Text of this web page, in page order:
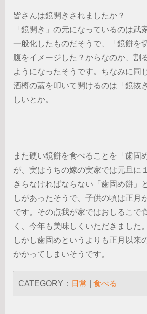
皆さんは鏡開きされましたか？
「鏡開き」の元になっているのは武
一般化したものだそうで、「鏡餅を
腹をイメージした？からなのか、割
ようになったそうです。ちなみに同
酒樽の蓋を叩いて開けるのは「鏡抜
しいとか。
また硬い鏡餅を食べることを「歯固
が、実はうちの嫁の実家では元旦に
きらなければならない「歯固め餅」
しがあったそうで、子供の頃は正月
です。その点我が家ではおしるこで
く、今年も美味しくいただきました。
しかし歯固めというよりも正月以来
かかってしまいそうです。
CATEGORY： 日常 |食べる